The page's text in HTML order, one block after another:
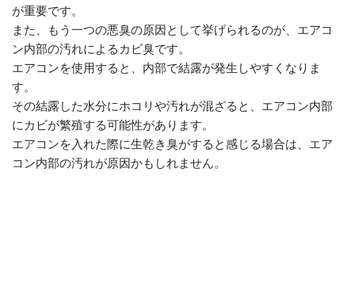
が重要です。
また、もう一つの悪臭の原因として挙げられるのが、エアコ
ン内部の汚れによるカビ臭です。
エアコンを使用すると、内部で結露が発生しやすくなりま
す。
その結露した水分にホコリや汚れが混ざると、エアコン内部
にカビが繁殖する可能性があります。
エアコンを入れた際に生乾き臭がすると感じる場合は、エア
コン内部の汚れが原因かもしれません。